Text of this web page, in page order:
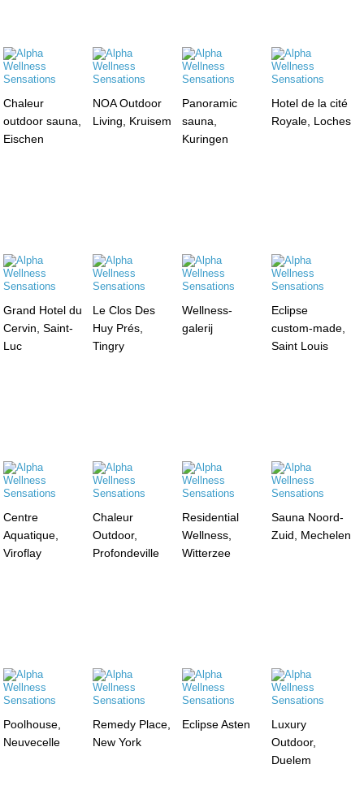
Chaleur
outdoor sauna,
Eischen
NOA Outdoor
Living, Kruisem
Panoramic
sauna,
Kuringen
Hotel de la cité
Royale, Loches
Grand Hotel du
Cervin, Saint-
Luc
Le Clos Des
Huy Prés,
Tingry
Wellness-
galerij
Eclipse
custom-made,
Saint Louis
Centre
Aquatique,
Viroflay
Chaleur
Outdoor,
Profondeville
Residential
Wellness,
Witterzee
Sauna Noord-
Zuid, Mechelen
Poolhouse,
Neuvecelle
Remedy Place,
New York
Eclipse Asten
Luxury
Outdoor,
Duelem